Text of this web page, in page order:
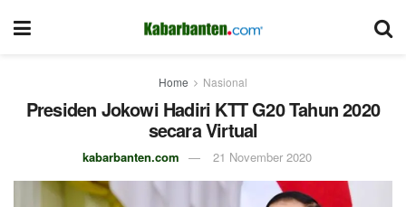
Home Nasional
Presiden Jokowi Hadiri KTT G20 Tahun 2020
secara Virtual
kabarbanten.com 21 November 2020